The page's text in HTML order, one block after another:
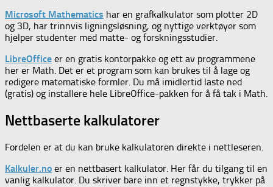
Microsoft Mathematics har en grafkalkulator som plotter 2D
og 3D, har trinnvis ligningsløsning, og nyttige verktøyer som
hjelper studenter med matte- og forskningsstudier.
LibreOffice er en gratis kontorpakke og ett av programmene
her er Math. Det er et program som kan brukes til å lage og
redigere matematiske formler. Du må imidlertid laste ned
(gratis) og installere hele LibreOffice-pakken for å få tak i Math.
Nettbaserte kalkulatorer
Fordelen er at du kan bruke kalkulatoren direkte i nettleseren.
Kalkuler.no er en nettbasert kalkulator. Her får du tilgang til en
vanlig kalkulator. Du skriver bare inn et regnstykke, trykker på